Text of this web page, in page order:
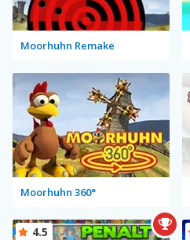
Moorhuhn Remake
Moorhuhn 360°
4.5